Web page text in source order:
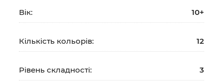
Вік: 10+
Кількість кольорів: 12
Рівень складності: 3